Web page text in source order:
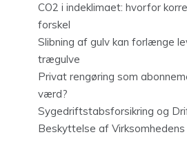
CO2 i indeklimaet: hvorfor
forskel
Slibning af gulv kan forlænge
trægulve
Privat rengøring som
værd?
Sygedriftstabsforsikring og
Beskyttelse af